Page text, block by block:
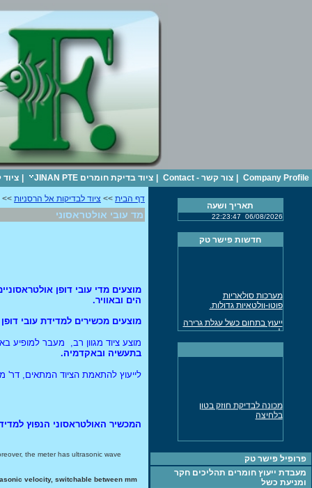
Company Profile צור קשר - Contact ציוד בדיקת חומרים JINAN PTE ציוד
תאריך ושעה
06/08/2026
22:23:47
חדשות פישר טק
מערכות סולאריות
פוטו-וולטאיות גדולות.
ייעוץ בתחום כשל עגלת גרירה
למשאית
מד עובי דופן אולטרסוני נמסר
חומרים UTM
ייעוץ בתחוםהחומרחם,
תהליכים וחקר כשל
מכונה אוניברסאלית 5KN
לבדיקת חומרים
מכונה לבדיקת חוזק בטון
בלחיצה
פרופיל פישר טק
מעבדת ייעוץ חומרים תהליכים חקר
ומניעת כשל
דף הבית >> ציוד לבדיקות אל הרסניות >>
מד עובי אולטראסוני
מוצעים מדי עובי דופן
הים ובאוויר.
מוצעים מכשירים למדידת עובי
מוצע ציוד מגוון רב, מעבר למופיע
בתעשיה ובאקדמיה.
לייעוץ להתאמת הציוד המתאים, דר' מאיר פישר
המכשיר האולטראסוני הנפוץ למדידת
the meter has ultrasonic wave
velocity, switchable between mm